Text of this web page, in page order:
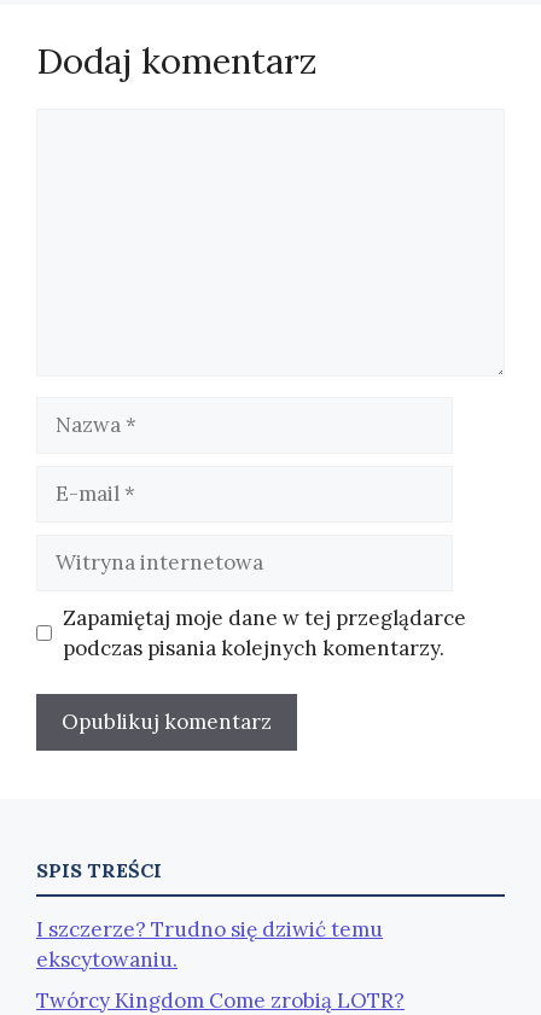
Dodaj komentarz
mail
internetowa
Zapamiętaj moje dane w tej przeglądarce
podczas pisania kolejnych komentarzy.
SPIS TREŚCI
I szczerze? Trudno się dziwić temu
ekscytowaniu.
Twórcy Kingdom Come zrobią LOTR?